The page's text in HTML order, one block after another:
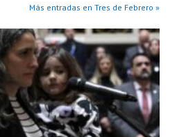
Más entradas en Tres de Febrero »